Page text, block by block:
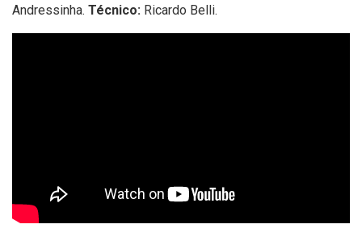
Andressinha. Técnico: Ricardo Belli.